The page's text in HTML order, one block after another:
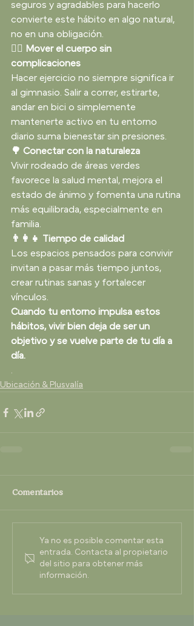
seguros y agradables para hacerlo
convierte este hábito en algo natural,
no en una obligación.
🏃‍♂️ Mover el cuerpo sin
complicaciones
Hacer ejercicio no siempre significa ir
al gimnasio. Salir a correr, estirarte,
andar en bici o simplemente
mantenerte activo en tu entorno
diario suma bienestar sin presiones.
🌳 Conectar con la naturaleza
Vivir rodeado de áreas verdes
favorece la salud mental, mejora el
estado de ánimo y fomenta una rutina
más equilibrada, especialmente en
familia.
👨‍👩‍👧 Tiempo de calidad
Los espacios pensados para convivir
invitan a pasar más tiempo juntos,
crear rutinas sanas y fortalecer
vínculos.
Cuando tu entorno impulsa estos
hábitos, vivir bien deja de ser un
objetivo y se vuelve parte de tu día a
día.
.
Ubicación & Plusvalía
Comentarios
Ya no es posible comentar esta
entrada. Contacta al propietario
del sitio para obtener más
información.